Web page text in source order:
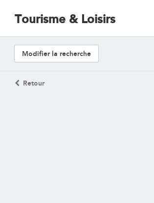
Tourisme & Loisirs
Modifier la recherche
Retour